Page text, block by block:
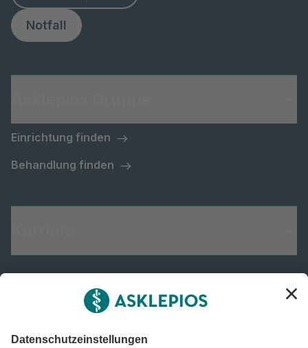
Notfall
Einrichtung finden
Behandlung finden
Informiert bleiben